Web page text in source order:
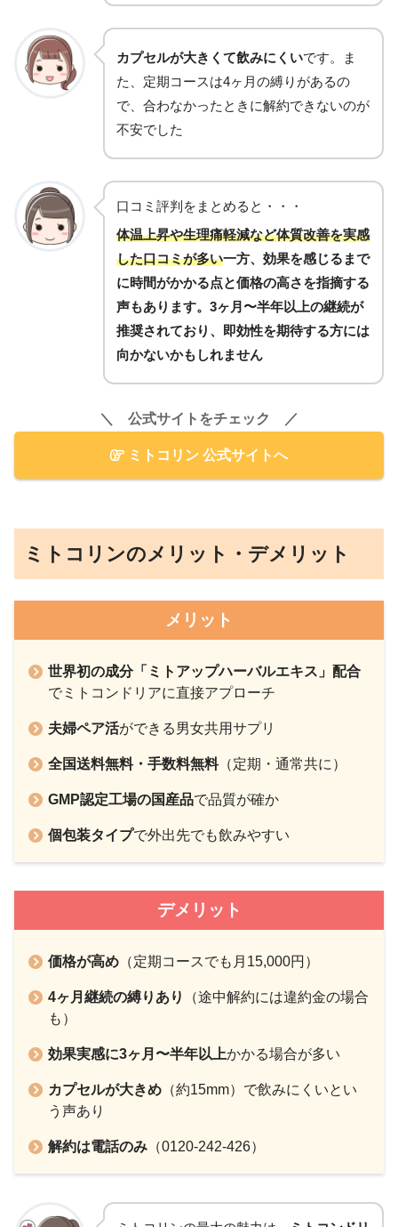
カプセルが大きくて飲みにくいです。ま
た、定期コースは4ヶ月の縛りがあるの
で、合わなかったときに解約できないのが
不安でした
口コミ評判をまとめると・・・
体温上昇や生理痛軽減など体質改善を実感
した口コミが多い一方、効果を感じるまで
に時間がかかる点と価格の高さを指摘する
声もあります。3ヶ月〜半年以上の継続が
推奨されており、即効性を期待する方には
向かないかもしれません
＼ 公式サイトをチェック ／
ミトコリン 公式サイトへ
ミトコリンのメリット・デメリット
メリット
世界初の成分「ミトアップハーバルエキス」配合
でミトコンドリアに直接アプローチ
夫婦ペア活ができる男女共用サプリ
全国送料無料・手数料無料（定期・通常共に）
GMP認定工場の国産品で品質が確か
個包装タイプで外出先でも飲みやすい
デメリット
価格が高め （定期コースでも月15,000円）
4ヶ月継続の縛りあり
（途中解約には違約金の場合
も）
効果実感に3ヶ月〜半年以上かかる場合が多い
カプセルが大きめ （約15mm）で飲みにくいとい
う声あり
解約は電話のみ （0120-242-426）